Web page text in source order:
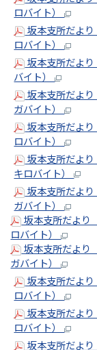
ロバイト）
坂本支所だより
ロバイト）
坂本支所だよ
バイト）
坂本支所だより
ガバイト）
坂本支所だよ
ロバイト）
坂本支所だより
キロバイト）
坂本支所だより
ガバイト）
坂本支所だより
ロバイト）
坂本支所だより
ガバイト）
坂本支所だより
ロバイト）
坂本支所だより
ロバイト）
坂本支所だよ